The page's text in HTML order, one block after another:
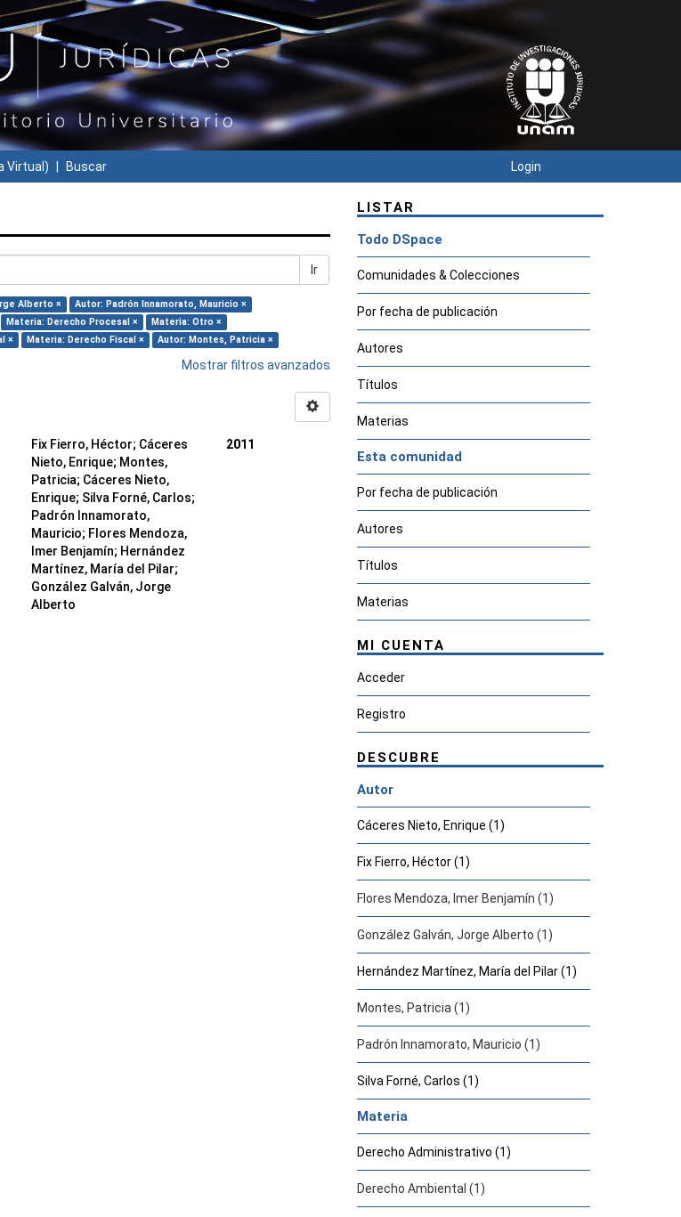
Virtual) Buscar Login
Ir
Alberto ×
Autor: Padrón Innamorato, Mauricio ×
Materia: Derecho Procesal ×
Materia: Otro ×
× Materia: Derecho Fiscal × Autor: Montes, Patricia ×
Mostrar filtros avanzados
Fix Fierro, Héctor; Cáceres
Nieto, Enrique; Montes,
Patricia; Cáceres Nieto,
Enrique; Silva Forné, Carlos;
Padrón Innamorato,
Mauricio; Flores Mendoza,
Imer Benjamín; Hernández
Martínez, María del Pilar;
González Galván, Jorge
Alberto
2011
LISTAR
Todo DSpace
Comunidades & Colecciones
Por fecha de publicación
Autores
Títulos
Materias
Esta comunidad
Por fecha de publicación
Autores
Títulos
Materias
MI CUENTA
Acceder
Registro
DESCUBRE
Autor
Cáceres Nieto, Enrique (1)
Fix Fierro, Héctor (1)
Flores Mendoza, Imer Benjamín (1)
González Galván, Jorge Alberto (1)
Hernández Martínez, María del Pilar (1)
Montes, Patricia (1)
Padrón Innamorato, Mauricio (1)
Silva Forné, Carlos (1)
Materia
Derecho Administrativo (1)
Derecho Ambiental (1)